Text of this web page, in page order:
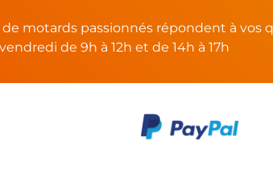
motards passionnés répondent à vos
de 9h à 12h et de 14h à 17h